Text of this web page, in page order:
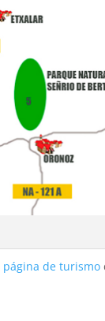
página de turismo